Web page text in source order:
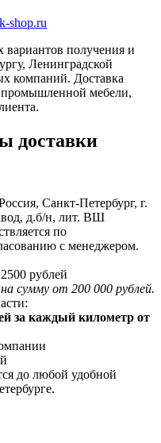
shop.ru
вариантов получения и
Ленинградской
компаний. Доставка
промышленной мебели,
доставки
Санкт-Петербург, г.
д.б/н, лит. ВШ
по
с менеджером.
рублей
сумму от 200 000 рублей.
за каждый километр от
до любой удобной